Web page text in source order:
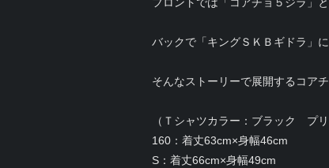
バックで「キングＳＫＢギドラ」
そんなストーリーで展開するコア
（Ｔシャツカラー：ブラック プ
160：着丈63cm×身幅46cm
S：着丈66cm×身幅49cm